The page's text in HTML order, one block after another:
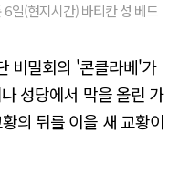
일(현지시간) 바티칸 성 베드
비밀회의 '콘클라베'가
성당에서 막을 올린 가
의 뒤를 이을 새 교황이